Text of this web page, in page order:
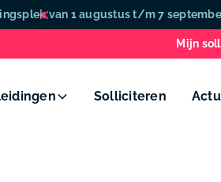
van 1 augustus t/m 7
Mijn
Solliciteren